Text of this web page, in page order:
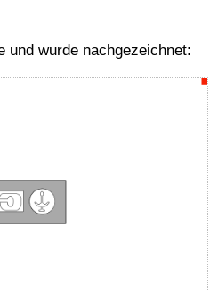
und wurde nachgezeichnet: